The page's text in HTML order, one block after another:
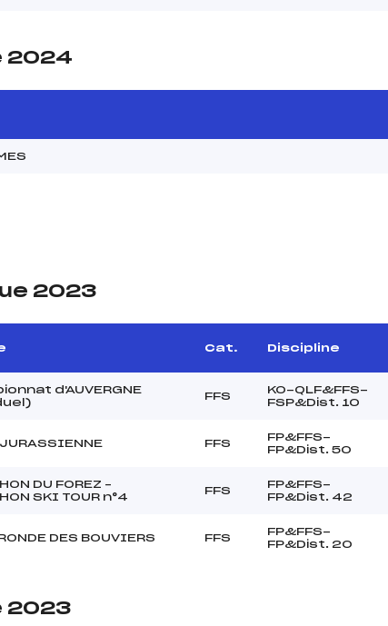
2024
2023
Cat. Discipline
d'AUVERGNE
FFS
KO-QLF&FFS-
FSP&Dist. 10
FFS
FP&FFS-
FP&Dist. 50
DU FOREZ –
SKI TOUR n°4
FFS
FP&FFS-
FP&Dist. 42
DES BOUVIERS FFS
FP&FFS-
FP&Dist. 20
2023